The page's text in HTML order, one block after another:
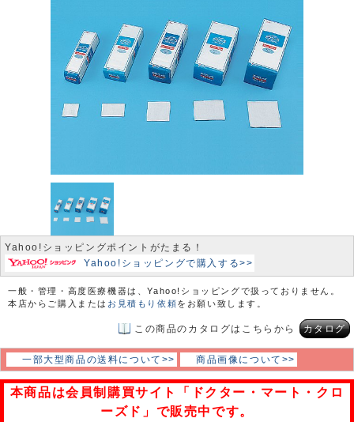
Yahoo!ショッピングポイントがたまる！
Yahoo!ショッピングで購入する>>
一般・管理・高度医療機器は、Yahoo!ショッピングで扱っておりません。
本店からご購入または お見積もり依頼をお願い致します。
この商品のカタログはこちらから カタログ
一部大型商品の送料について>> 商品画像について>>
本商品は会員制購買サイト「ドクター・マート・クロ
ーズド」で販売中です。